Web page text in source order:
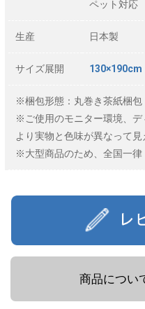
ペット対応
生産 日本製
サイズ展開 130×190cm
※梱包形態：丸巻き茶紙梱包
※ご使用のモニター環境、デ
より実物と色味が異なって見
※大型商品のため、全国一律
商品につい